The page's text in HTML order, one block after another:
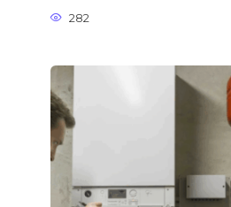
282